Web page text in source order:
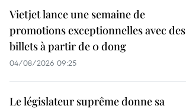
Vietjet lance une semaine de
promotions exceptionnelles avec des
billets à partir de 0 dong
04/08/2026 09:25
Le législateur suprême donne sa